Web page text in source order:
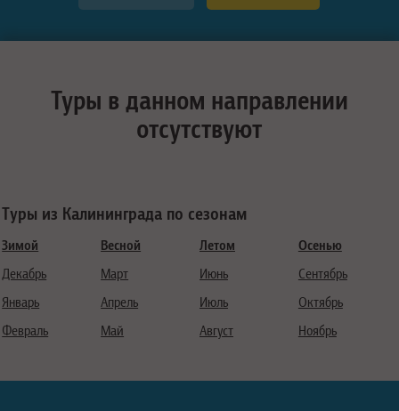
Туры в данном направлении
отсутствуют
Туры из Калининграда по сезонам
Зимой
Декабрь
Январь
Февраль
Весной
Март
Апрель
Май
Летом
Июнь
Июль
Август
Осенью
Сентябрь
Октябрь
Ноябрь